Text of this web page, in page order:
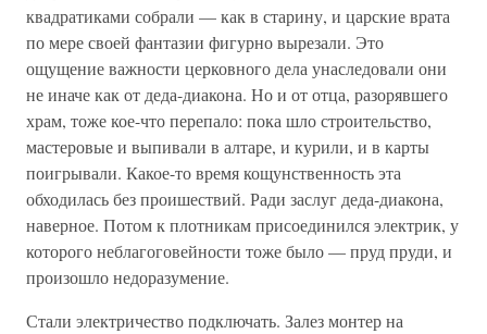
квадратиками собрали — как в старину, и царские врата
по мере своей фантазии фигурно вырезали. Это
ощущение важности церковного дела унаследовали они
не иначе как от деда-диакона. Но и от отца, разорявшего
храм, тоже кое-что перепало: пока шло строительство,
мастеровые и выпивали в алтаре, и курили, и в карты
поигрывали. Какое-то время кощунственность эта
обходилась без проишествий. Ради заслуг деда-диакона,
наверное. Потом к плотникам присоединился электрик, у
которого неблагоговейности тоже было — пруд пруди, и
произошло недоразумение.
Стали электричество подключать. Залез монтер на